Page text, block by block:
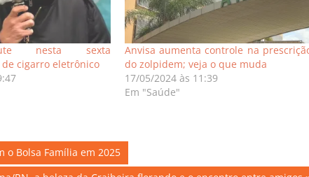
nesta sexta
cigarro eletrônico
Anvisa aumenta controle na
do zolpidem; veja o que muda
17/05/2024 às 11:39
Em "Saúde"